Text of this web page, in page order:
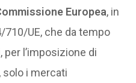
Europea, in
710/UE, che da tempo
l’imposizione di
solo i mercati